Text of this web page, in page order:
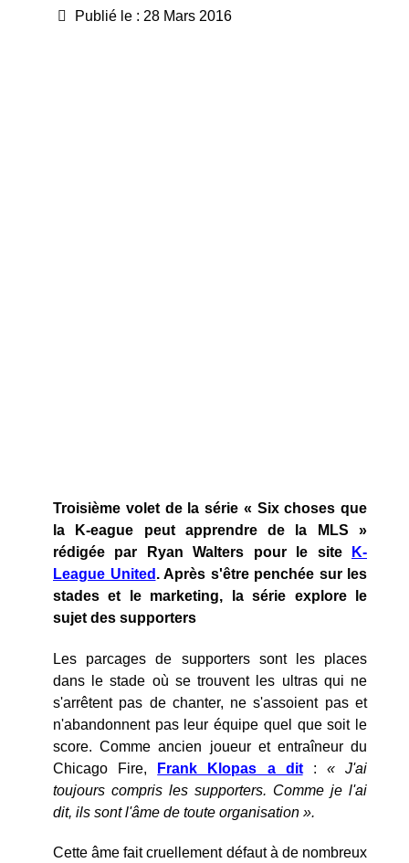
Publié le : 28 Mars 2016
Troisième volet de la série « Six choses que
la K-eague peut apprendre de la MLS »
rédigée par Ryan Walters pour le site
K-
League United . Après s'être penchée sur les
stades et le marketing, la série explore le
sujet des supporters
Les parcages de supporters sont les places
dans le stade où se trouvent les ultras qui ne
s'arrêtent pas de chanter, ne s'assoient pas et
n'abandonnent pas leur équipe quel que soit le
score. Comme ancien joueur et entraîneur du
Chicago Fire,
Frank Klopas a dit: « J'ai
toujours compris les supporters. Comme je l'ai
dit, ils sont l'âme de toute organisation ».
Cette âme fait cruellement défaut à de nombreux